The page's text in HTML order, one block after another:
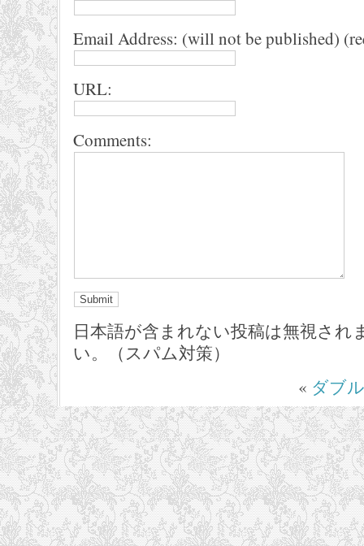
Email Address: (will not be published)
URL:
Comments:
日本語が含まれない投稿は無視され
い。（スパム対策）
« ダブ